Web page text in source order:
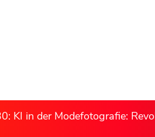
KI in der Modefotografie: